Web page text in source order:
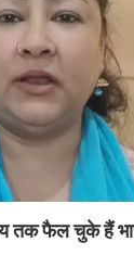
तक फैल चुके हैं